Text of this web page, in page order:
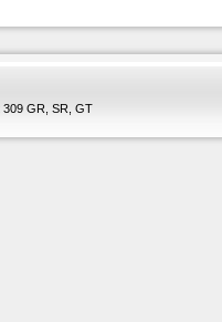
309 GR, SR, GT